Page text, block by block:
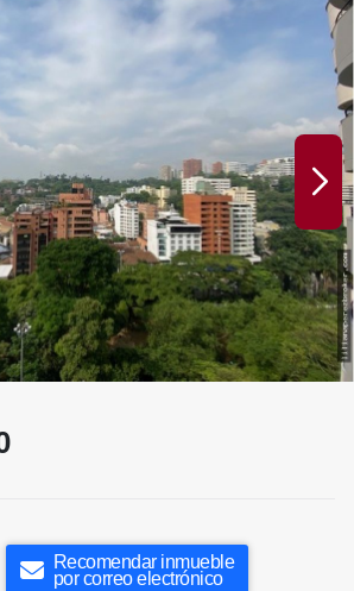
Recomendar inmueble
por correo electrónico